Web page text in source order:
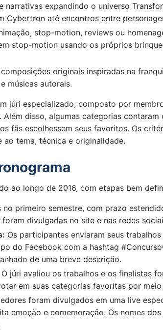
narrativas expandindo o universo
Cybertron até encontros entre
stop-motion, reviews ou
stop-motion usando os próprios
originais inspiradas na
músicas autorais.
júri especializado, composto por
Além disso, algumas categorias
fãs escolhessem seus favoritos. Os
tema, técnica e originalidade.
ao longo de 2016, com etapas bem
no primeiro semestre, com prazo
divulgadas no site e nas redes
Os participantes enviaram seus
do Facebook com a hashtag
de uma breve descrição.
O júri avaliou os trabalhos e os finalistas
em suas categorias favoritas por
foram divulgados em uma live
emoção e comemoração. Os nomes